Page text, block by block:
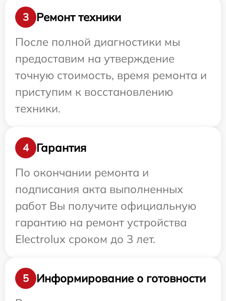
3
Ремонт техники
После полной диагностики мы
предоставим на утверждение
точную стоимость, время ремонта и
приступим к восстановлению
техники.
4
Гарантия
По окончании ремонта и
подписания акта выполненных
работ Вы получите официальную
гарантию на ремонт устройства
Electrolux сроком до 3 лет.
5
Информирование о готовности